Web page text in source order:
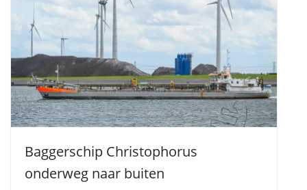
Baggerschip Christophorus
onderweg naar buiten